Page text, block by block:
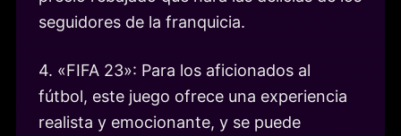
seguidores de la franquicia.
4. «FIFA 23»: Para los aficionados al
fútbol, este juego ofrece una experiencia
realista y emocionante, y se puede